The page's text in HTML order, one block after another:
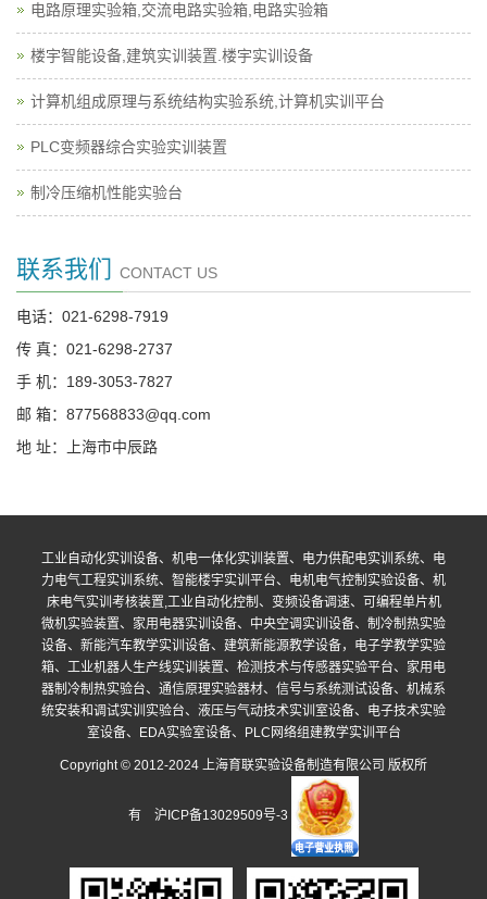
电路原理实验箱,交流电路实验箱,电路实验箱
楼宇智能设备,建筑实训装置.楼宇实训设备
计算机组成原理与系统结构实验系统,计算机实训平台
PLC变频器综合实验实训装置
制冷压缩机性能实验台
联系我们 CONTACT US
电话：021-6298-7919
传 真：021-6298-2737
手 机：189-3053-7827
邮 箱：877568833@qq.com
地 址：上海市中辰路
工业自动化实训设备、机电一体化实训装置、电力供配电实训系统、电
力电气工程实训系统、智能楼宇实训平台、电机电气控制实验设备、机
床电气实训考核装置,工业自动化控制、变频设备调速、可编程单片机
微机实验装置、家用电器实训设备、中央空调实训设备、制冷制热实验
设备、新能汽车教学实训设备、建筑新能源教学设备，电子学教学实验
箱、工业机器人生产线实训装置、检测技术与传感器实验平台、家用电
器制冷制热实验台、通信原理实验器材、信号与系统测试设备、机械系
统安装和调试实训实验台、液压与气动技术实训室设备、电子技术实验
室设备、EDA实验室设备、PLC网络组建教学实训平台
Copyright © 2012-2024 上海育联实验设备制造有限公司 版权所
有 沪ICP备13029509号-3